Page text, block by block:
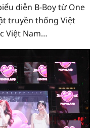
diễn B-Boy từ One
truyền thống Việt
Việt Nam…